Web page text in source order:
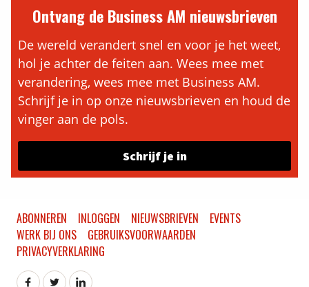
Ontvang de Business AM nieuwsbrieven
De wereld verandert snel en voor je het weet,
hol je achter de feiten aan. Wees mee met
verandering, wees mee met Business AM.
Schrijf je in op onze nieuwsbrieven en houd de
vinger aan de pols.
Schrijf je in
ABONNEREN INLOGGEN NIEUWSBRIEVEN
EVENTS
WERK BIJ ONS
GEBRUIKSVOORWAARDEN
PRIVACYVERKLARING